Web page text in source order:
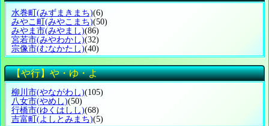
水巻町 (みずまきまち)(6)
みやこ町 (みやこまち)(50)
みやま市(みやまし)(86)
宮若市(みやわかし)(32)
宗像市(むなかたし)(40)
【や行】や・ゆ・よ
柳川市(やながわし)(105)
八女市(やめし)(50)
行橋市(ゆくはしし)(68)
吉富町(よしとみまち)(5)